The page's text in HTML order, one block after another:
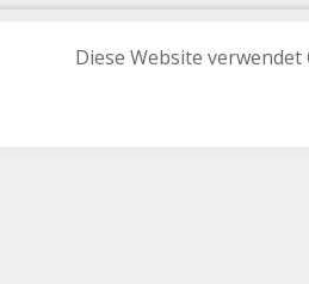
Diese Website